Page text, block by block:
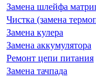
Замена шлейфа
Чистка (замена
Замена кулера
Замена аккумулятора
Ремонт цепи питания
Замена тачпада